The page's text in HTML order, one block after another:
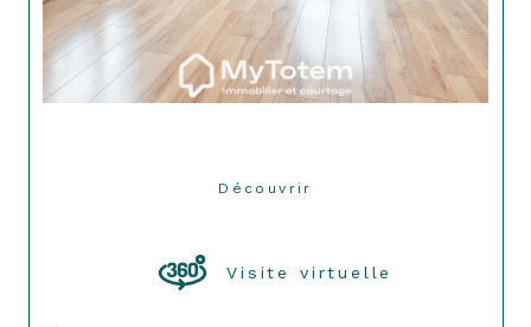
Découvrir
Visite virtuelle